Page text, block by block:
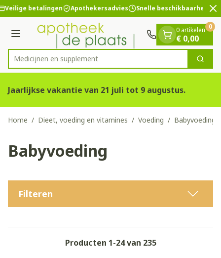
Ga naar de inhoud
2 van 2
Veilige betalingen Apothekersadvies Snelle beschikbaarheid
Menu
Product, merk, categorie...
Medici Zoek
0 artikelen
€ 0,00
0
Jaarlijkse vakantie van 21 juli tot 9 augustus.
Home / Dieet, voeding en vitamines / Voeding / Babyvoeding
Babyvoeding
Filteren
Producten 1-24van 235